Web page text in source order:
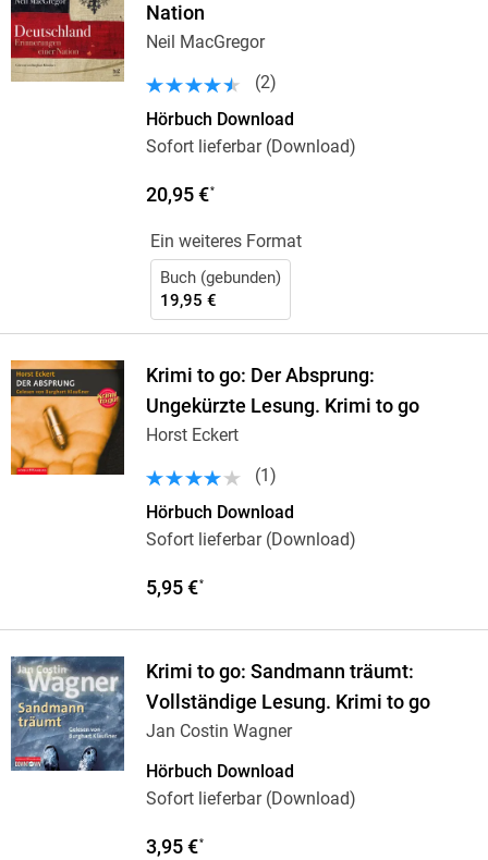
Nation
Neil MacGregor
(2)
Hörbuch Download
Sofort lieferbar (Download)
20,95 €*
Ein weiteres Format
Buch (gebunden)
19,95 €
Krimi to go: Der Absprung:
Ungekürzte Lesung. Krimi to go
Horst Eckert
(1 )
Hörbuch Download
Sofort lieferbar (Download)
5,95 €*
Krimi to go: Sandmann träumt:
Vollständige Lesung. Krimi to go
Jan Costin Wagner
Hörbuch Download
Sofort lieferbar (Download)
3,95 €*